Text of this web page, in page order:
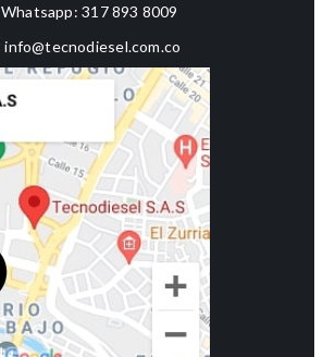
Whatsapp: 317 893 8009
info@tecnodiesel.com.co